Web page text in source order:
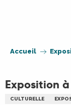
Accueil
Exposition
CULTURELLE